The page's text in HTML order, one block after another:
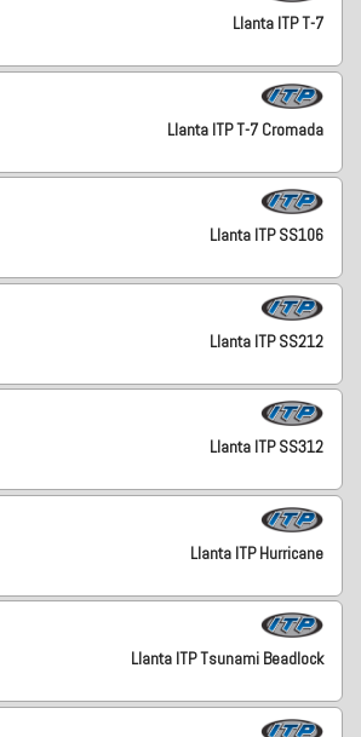
Llanta ITP T-7
Llanta ITP T-7 Cromada
Llanta ITP SS106
Llanta ITP SS212
Llanta ITP SS312
Llanta ITP Hurricane
Llanta ITP Tsunami Beadlock